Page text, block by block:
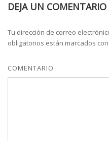
DEJA UN COMENTARIO
Tu dirección de correo
obligatorios están marcados con
COMENTARIO